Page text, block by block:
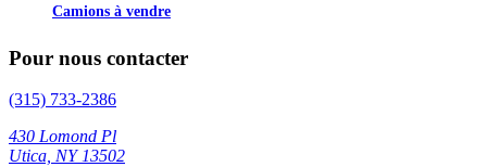
Camions à vendre
Pour nous contacter
(315) 733-2386
430 Lomond Pl
Utica, NY 13502